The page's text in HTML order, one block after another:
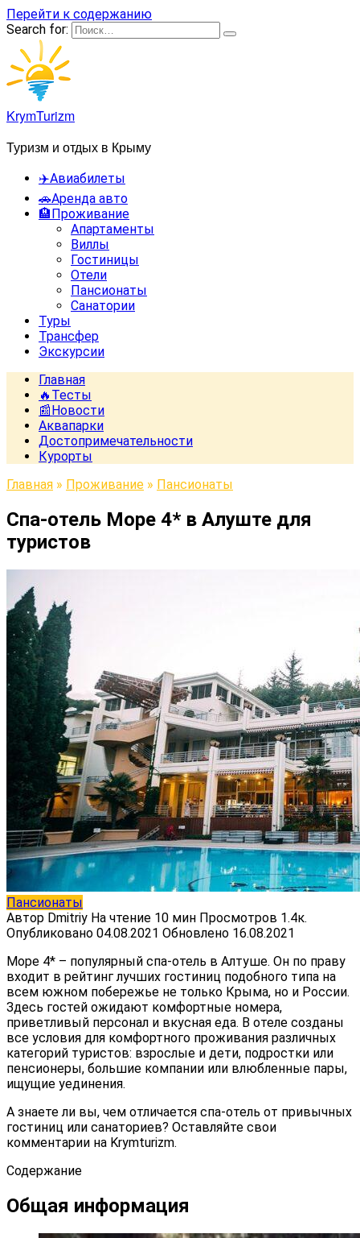
Перейти к содержанию
Search for:
KrymTurizm
Туризм и отдых в Крыму
✈️Авиабилеты
🚗Аренда авто
🏨Проживание
Апартаменты
Виллы
Гостиницы
Отели
Пансионаты
Санатории
Туры
Трансфер
Экскурсии
Главная
🔥Тесты
📰Новости
Аквапарки
Достопримечательности
Курорты
Главная » Проживание » Пансионаты
Спа-отель Море 4* в Алуште для
туристов
Пансионаты
Автор Dmitriy На чтение 10 мин Просмотров 1.4к.
Опубликовано 04.08.2021 Обновлено 16.08.2021
Море 4* – популярный спа-отель в Алтуше. Он по праву
входит в рейтинг лучших гостиниц подобного типа на
всем южном побережье не только Крыма, но и России.
Здесь гостей ожидают комфортные номера,
приветливый персонал и вкусная еда. В отеле созданы
все условия для комфортного проживания различных
категорий туристов: взрослые и дети, подростки или
пенсионеры, большие компании или влюбленные пары,
ищущие уединения.
А знаете ли вы, чем отличается спа-отель от привычных
гостиниц или санаториев? Оставляйте свои
комментарии на Krymturizm.
Содержание
Общая информация